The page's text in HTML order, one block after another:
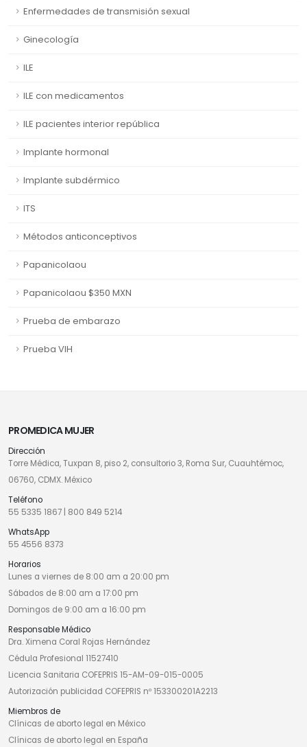
Enfermedades de transmisión sexual
Ginecología
ILE
ILE con medicamentos
ILE pacientes interior república
Implante hormonal
Implante subdérmico
ITS
Métodos anticonceptivos
Papanicolaou
Papanicolaou $350 MXN
Prueba de embarazo
Prueba VIH
PROMEDICA MUJER
Dirección
Torre Médica, Tuxpan 8, piso 2, consultorio 3, Roma Sur, Cuauhtémoc,
06760, CDMX. México
Teléfono
55 5335 1867
800 849 5214
WhatsApp
55 4556 8373
Horarios
Lunes a viernes de 8:00 am a 20:00 pm
Sábados de 8:00 am a 17:00 pm
Domingos de 9:00 am a 16:00 pm
Responsable Médico
Dra. Ximena Coral Rojas Hernández
Cédula Profesional 11527410
Licencia Sanitaria COFEPRIS 15-AM-09-015-0005
Autorización publicidad COFEPRIS nº 153300201A2213
Miembros de
Clínicas de aborto legal en México
Clínicas de aborto legal en España